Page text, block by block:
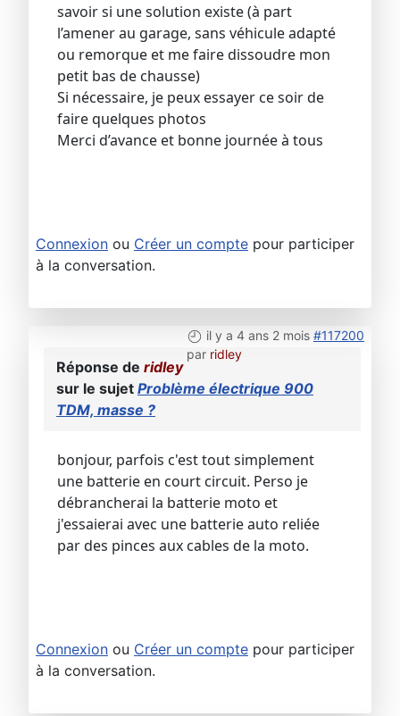
savoir si une solution existe (à part
l’amener au garage, sans véhicule adapté
ou remorque et me faire dissoudre mon
petit bas de chausse)
Si nécessaire, je peux essayer ce soir de
faire quelques photos
Merci d’avance et bonne journée à tous
Connexion ou Créer un compte pour participer
à la conversation.
il y a 4 ans 2 mois #117200
par ridley
Réponse de ridley
sur le sujet Problème électrique 900
TDM, masse ?
bonjour, parfois c'est tout simplement
une batterie en court circuit. Perso je
débrancherai la batterie moto et
j'essaierai avec une batterie auto reliée
par des pinces aux cables de la moto.
Connexion ou Créer un compte pour participer
à la conversation.